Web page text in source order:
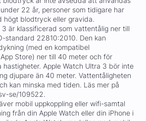
22 år, personer som tidigare har
högt blodtryck eller gravida.
3 är klassificerad som vattentålig ner till
standard 22810:2010. Den kan
(med en kompatibel
Store) ner till 40 meter och för
hastigheter. Apple Watch Ultra 3 bör inte
djupare än 40 meter. Vattentåligheten
kan minska med tiden. Läs mer på
se/109522.
mobil uppkoppling eller wifi-samtal
från din Apple Watch eller din iPhone i